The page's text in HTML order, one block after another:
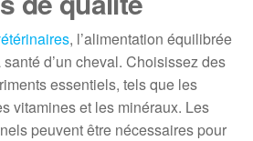
, l’alimentation équilibrée
d’un cheval. Choisissez des
essentiels, tels que les
vitamines et les minéraux. Les
peuvent être nécessaires pour